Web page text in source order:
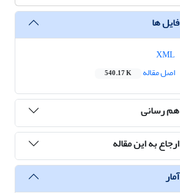
فایل ها
اصل مقاله
540.17 K
هم رسانی
ارجاع به این مقاله
آمار